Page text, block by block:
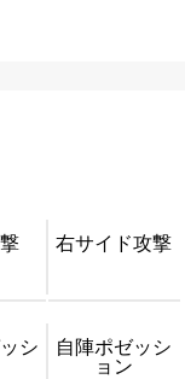
右サイド攻撃
シ
自陣ポゼッシ
ョン